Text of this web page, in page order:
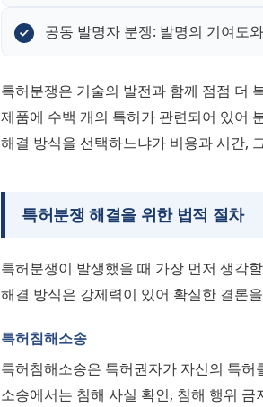
공동 발명자 분쟁: 발명의 기여도
특허분쟁은 기술의 발전과 함께 점점 더
제품에 수백 개의 특허가 관련되어 있어
해결 방식을 선택하느냐가 비용과 시간,
특허분쟁 해결을 위한 법적 절차
특허분쟁이 발생했을 때 가장 먼저 생각
해결 방식은 강제력이 있어 확실한 결론
특허침해소송
특허침해소송은 특허권자가 자신의 특
소송에서는 침해 사실 확인, 침해 행위